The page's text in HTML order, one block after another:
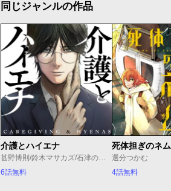
同じジャンルの作品
介護とハイエナ
6話無料
死体担ぎのネム
選分つかむ
4話無料